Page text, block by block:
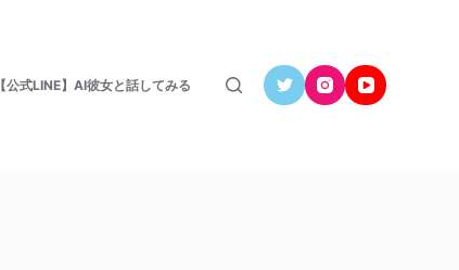
【公式LINE】AI彼女と話してみる